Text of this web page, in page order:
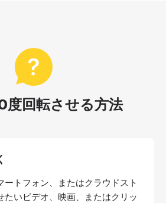
度回転させる方法
ートフォン、またはクラウドスト
たいビデオ、映画、またはクリッ